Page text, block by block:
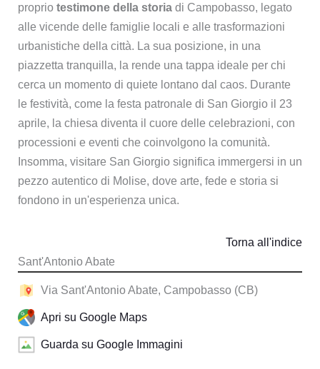
proprio testimone della storiadi Campobasso, legato
alle vicende delle famiglie locali e alle trasformazioni
urbanistiche della città. La sua posizione, in una
piazzetta tranquilla, la rende una tappa ideale per chi
cerca un momento di quiete lontano dal caos. Durante
le festività, come la festa patronale di San Giorgio il 23
aprile, la chiesa diventa il cuore delle celebrazioni, con
processioni e eventi che coinvolgono la comunità.
Insomma, visitare San Giorgio significa immergersi in un
pezzo autentico di Molise, dove arte, fede e storia si
fondono in un'esperienza unica.
Sant'Antonio Abate
Torna all'indice
Via Sant'Antonio Abate, Campobasso (CB)
Apri su Google Maps
Guarda su Google Immagini